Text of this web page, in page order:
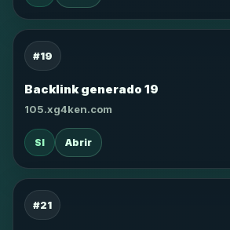
#19
Backlink generado 19
105.xg4ken.com
SI Abrir
#21